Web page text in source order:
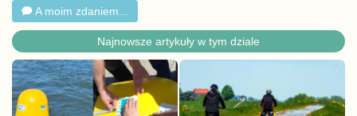
A moim zdaniem...
Najnowsze artykuły w tym dziale